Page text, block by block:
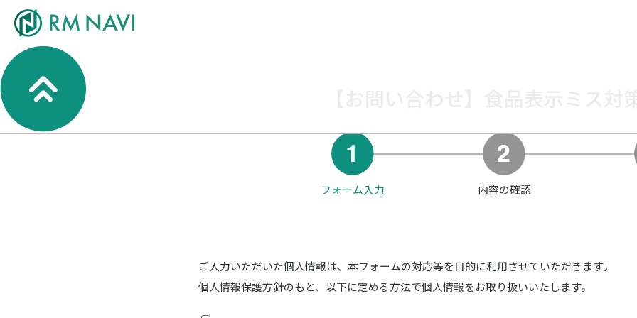
フォーム入力 内容の確認
ご入力いただいた個人情報は、本フォームの対応等を目的に利用させていただきます。
個人情報保護方針のもと、以下に定める方法で個人情報をお取り扱いいたします。